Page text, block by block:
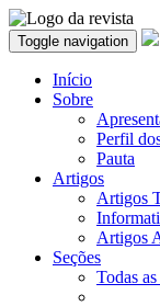
Toggle navigation
Início
Sobre
Perfil
Pauta
Artigos
Artigos
Artigos
Seções
Todas